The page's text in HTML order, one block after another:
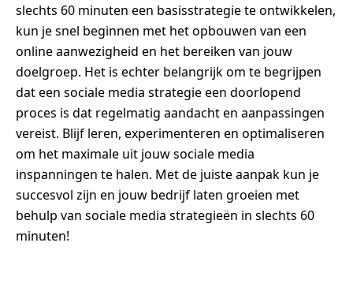
slechts 60 minuten een basisstrategie te ontwikkelen,
kun je snel beginnen met het opbouwen van een
online aanwezigheid en het bereiken van jouw
doelgroep. Het is echter belangrijk om te begrijpen
dat een sociale media strategie een doorlopend
proces is dat regelmatig aandacht en aanpassingen
vereist. Blijf leren, experimenteren en optimaliseren
om het maximale uit jouw sociale media
inspanningen te halen. Met de juiste aanpak kun je
succesvol zijn en jouw bedrijf laten groeien met
behulp van sociale media strategieën in slechts 60
minuten!